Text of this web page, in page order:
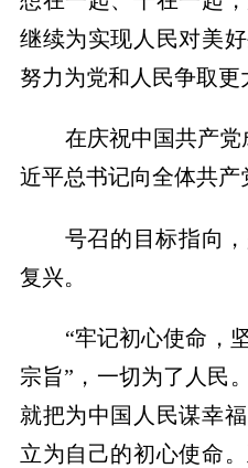
继续为实现人民对美
努力为党和人民争取更
在庆祝中国共产党
近平总书记向全体共产
号召的目标指向
复兴。
“牢记初心使命，
宗旨”，一切为了人民
就把为中国人民谋幸
立为自己的初心使命